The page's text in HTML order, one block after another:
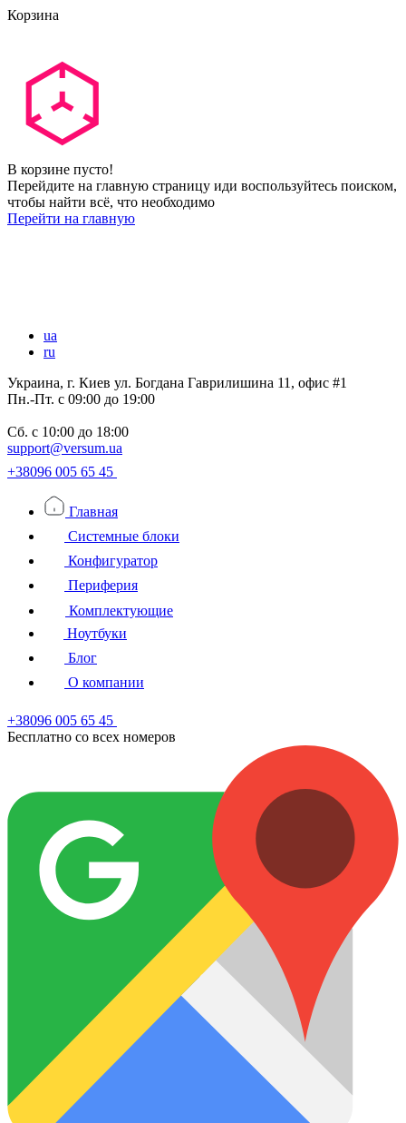
Корзина
В корзине пусто!
Перейдите на главную страницу иди воспользуйтесь поиском,
чтобы найти всё, что необходимо
Перейти на главную
ua
ru
Украина, г. Киев ул. Богдана Гаврилишина 11, офис #1
Пн.-Пт. с 09:00 до 19:00
Сб. с 10:00 до 18:00
support@versum.ua
+38096 005 65 45
Главная
Системные блоки
Конфигуратор
Периферия
Комплектующие
Ноутбуки
Блог
О компании
+38096 005 65 45
Бесплатно со всех номеров